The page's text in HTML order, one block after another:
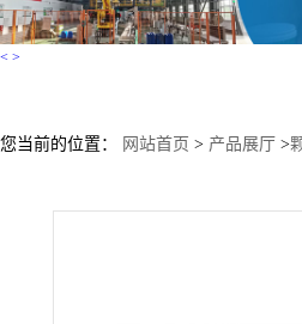
< >
您当前的位置： 网站首页 > 产品展厅 >